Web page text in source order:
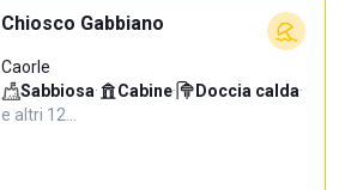
Chiosco Gabbiano
Caorle
Sabbiosa· Cabine· Doccia calda·
e altri 12…